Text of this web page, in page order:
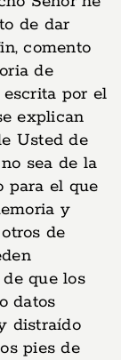
de dar
comento
de
por el
explican
Usted de
sea de la
para el que
y
de
que los
datos
distraído
pies de